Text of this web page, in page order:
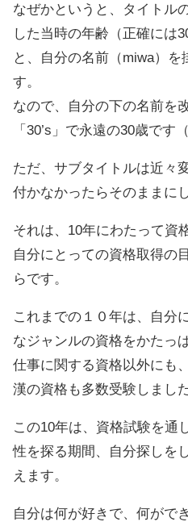
なぜかというと、タイトル
した当時の年齢（正確には
と、自分の名前（miwa）
す。
なので、自分の下の名前を
「30’s」で永遠の30歳です
ただ、サブタイトルは近々
付かなかったらそのままに
それは、10年にわたって資
自分にとっての資格取得の
らです。
これまでの１０年は、自分
なジャンルの資格をかたっ
仕事に関する資格以外にも
漢の資格も多数受験しました
この10年は、資格試験を通
性を探る期間、自分探しを
えます。
自分は何が好きで、何がで